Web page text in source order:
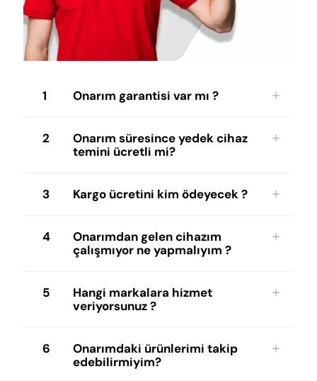
1 Onarım garantisi var mı ?
2
Onarım süresince yedek cihaz
temini ücretli mi?
3 Kargo ücretini kim ödeyecek ?
4
Onarımdan gelen cihazım
çalışmıyor ne yapmalıyım ?
5
Hangi markalara hizmet
veriyorsunuz ?
6
Onarımdaki ürünlerimi takip
edebilirmiyim?